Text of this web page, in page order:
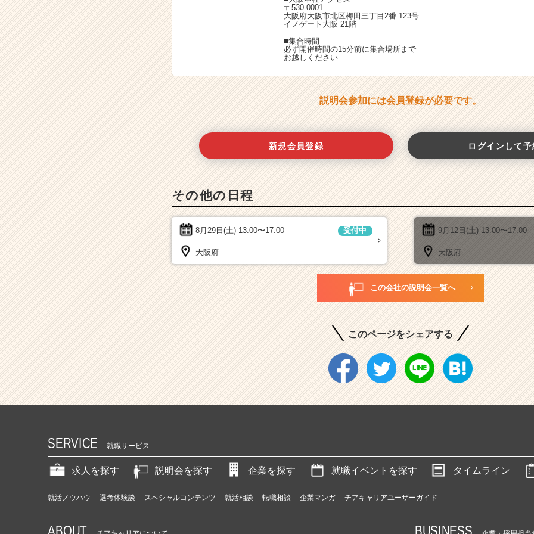
〒530-0001
大阪府大阪市北区梅田三丁目2番 123号
イノゲート大阪 21階
■集合時間
必ず開催時間の15分前に集合場所まで
お越しください
説明会参加には会員登録が必要です。
新規会員登録 ログインして
その他の日程
8月29日(土) 13:00〜17:00 受付中
大阪府
9月12日(土) 13:00〜17:00
大阪府
この会社の説明会一覧へ
このページをシェアする
SERVICE 就職サービス
求人を探す 説明会を探す 企業を探す 就職イベントを探す タイムライン
就活ノウハウ 選考体験談 スペシャルコンテンツ 就活相談 転職相談 企業マンガ チアキャリアユーザーガイド
ABOUT BUSINESS